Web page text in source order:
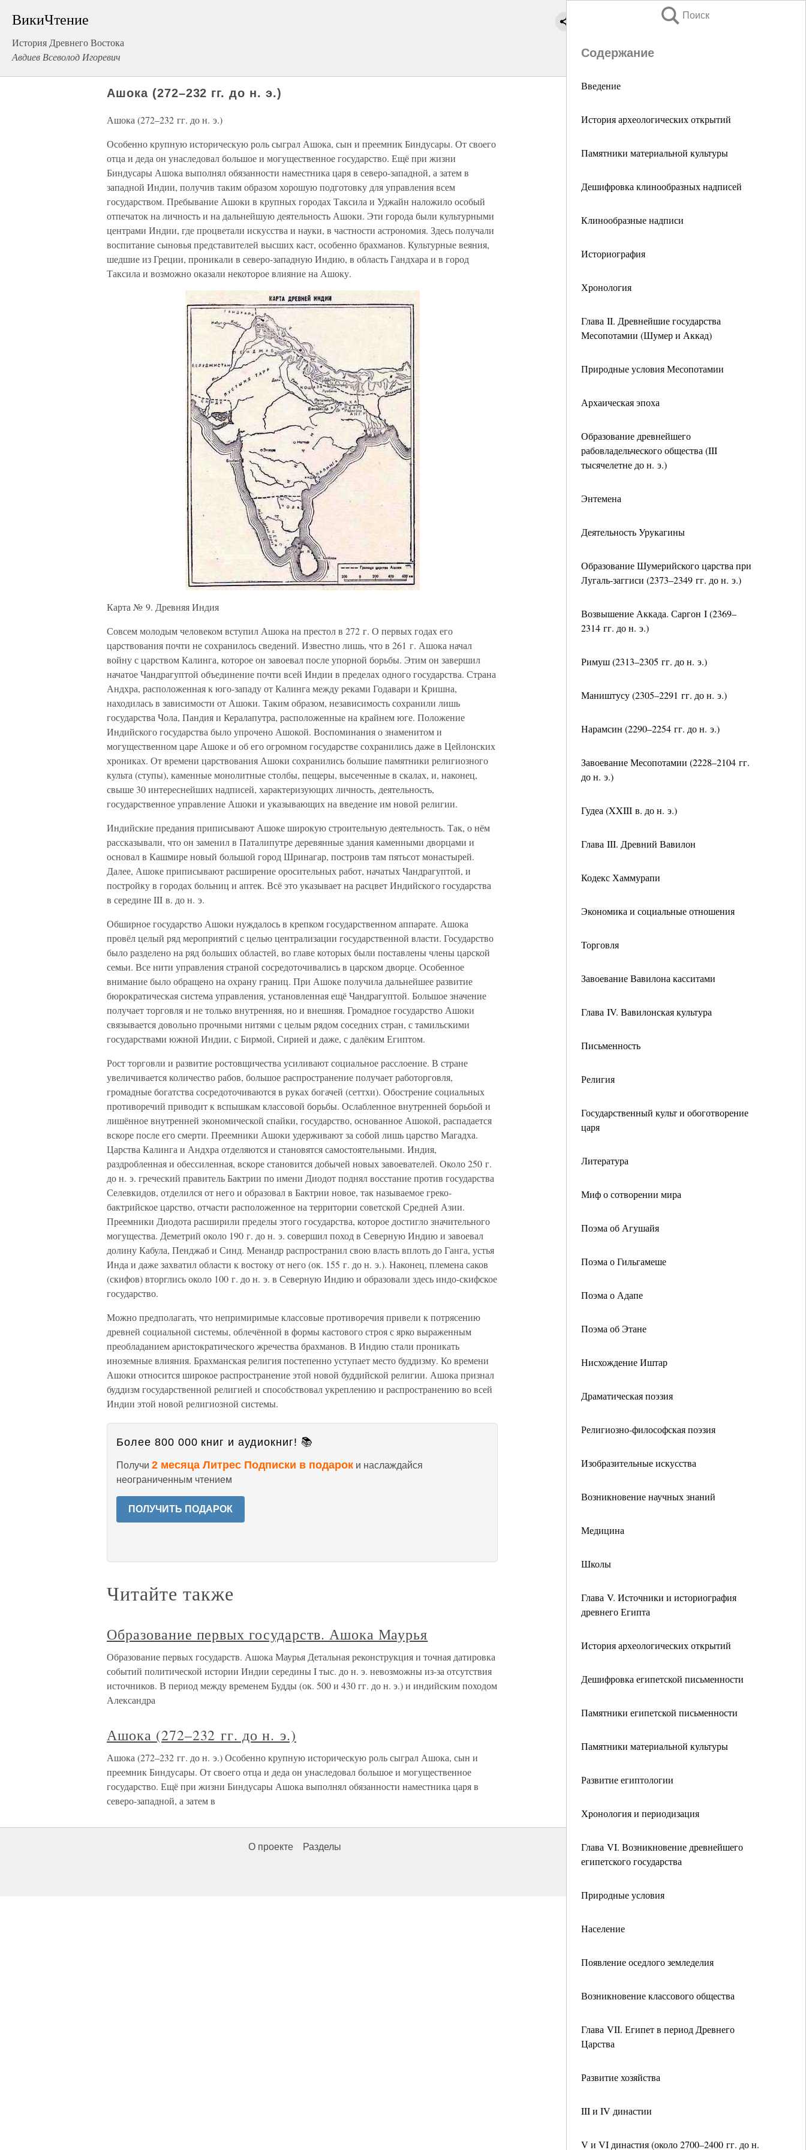
ВикиЧтение
История Древнего Востока
Авдиев Всеволод Игоревич
Поиск
Содержание
Введение
История археологических открытий
Памятники материальной культуры
Дешифровка клинообразных надписей
Клинообразные надписи
Историография
Хронология
Глава II. Древнейшие государства
Месопотамии (Шумер и Аккад)
Природные условия Месопотамии
Архаическая эпоха
Образование древнейшего
рабовладельческого общества (III
тысячелетне до н. э.)
Энтемена
Деятельность Урукагины
Образование Шумерийского царства при
Лугаль-заггиси (2373–2349 гг. до н. э.)
Возвышение Аккада. Саргон I (2369–
2314 гг. до н. э.)
Римуш (2313–2305 гг. до н. э.)
Маништусу (2305–2291 гг. до н. э.)
Нарамсин (2290–2254 гг. до н. э.)
Завоевание Месопотамии (2228–2104 гг.
до н. э.)
Гудеа (XXIII в. до н. э.)
Глава III. Древний Вавилон
Кодекс Хаммурапи
Экономика и социальные отношения
Торговля
Завоевание Вавилона касситами
Глава IV. Вавилонская культура
Письменность
Религия
Государственный культ и обоготворение
царя
Литература
Миф о сотворении мира
Поэма об Агушайя
Поэма о Гильгамеше
Поэма о Адапе
Поэма об Этане
Нисхождение Иштар
Драматическая поэзия
Религиозно-философская поэзия
Изобразительные искусства
Возникновение научных знаний
Медицина
Школы
Глава V. Источники и историография
древнего Египта
История археологических открытий
Дешифровка египетской письменности
Памятники египетской письменности
Памятники материальной культуры
Развитие египтологии
Хронология и периодизация
Глава VI. Возникновение древнейшего
египетского государства
Природные условия
Население
Появление оседлого земледелия
Возникновение классового общества
Глава VII. Египет в период Древнего
Царства
Развитие хозяйства
III и IV династии
V и VI династия (около 2700–2400 гг. до н.
Ашока (272–232 гг. до н. э.)
Ашока (272–232 гг. до н. э.)
Особенно крупную историческую роль сыграл Ашока, сын и преемник Биндусары. От своего
отца и деда он унаследовал большое и могущественное государство. Ещё при жизни
Биндусары Ашока выполнял обязанности наместника царя в северо-западной, а затем в
западной Индии, получив таким образом хорошую подготовку для управления всем
государством. Пребывание Ашоки в крупных городах Таксила и Уджайн наложило особый
отпечаток на личность и на дальнейшую деятельность Ашоки. Эти города были культурными
центрами Индии, где процветали искусства и науки, в частности астрономия. Здесь получали
воспитание сыновья представителей высших каст, особенно брахманов. Культурные веяния,
шедшие из Греции, проникали в северо-западную Индию, в область Гандхара и в город
Таксила и возможно оказали некоторое влияние на Ашоку.
Карта № 9. Древняя Индия
Совсем молодым человеком вступил Ашока на престол в 272 г. О первых годах его
царствования почти не сохранилось сведений. Известно лишь, что в 261 г. Ашока начал
войну с царством Калинга, которое он завоевал после упорной борьбы. Этим он завершил
начатое Чандрагуптой объединение почти всей Индии в пределах одного государства. Страна
Андхра, расположенная к юго-западу от Калинга между реками Годавари и Кришна,
находилась в зависимости от Ашоки. Таким образом, независимость сохранили лишь
государства Чола, Пандия и Кералапутра, расположенные на крайнем юге. Положение
Индийского государства было упрочено Ашокой. Воспоминания о знаменитом и
могущественном царе Ашоке и об его огромном государстве сохранились даже в Цейлонских
хрониках. От времени царствования Ашоки сохранились большие памятники религиозного
культа (ступы), каменные монолитные столбы, пещеры, высеченные в скалах, и, наконец,
свыше 30 интереснейших надписей, характеризующих личность, деятельность,
государственное управление Ашоки и указывающих на введение им новой религии.
Индийские предания приписывают Ашоке широкую строительную деятельность. Так, о нём
рассказывали, что он заменил в Паталипутре деревянные здания каменными дворцами и
основал в Кашмире новый большой город Шринагар, построив там пятьсот монастырей.
Далее, Ашоке приписывают расширение оросительных работ, начатых Чандрагуптой, и
постройку в городах больниц и аптек. Всё это указывает на расцвет Индийского государства
в середине III в. до н. э.
Обширное государство Ашоки нуждалось в крепком государственном аппарате. Ашока
провёл целый ряд мероприятий с целью централизации государственной власти. Государство
было разделено на ряд больших областей, во главе которых были поставлены члены царской
семьи. Все нити управления страной сосредоточивались в царском дворце. Особенное
внимание было обращено на охрану границ. При Ашоке получила дальнейшее развитие
бюрократическая система управления, установленная ещё Чандрагуптой. Большое значение
получает торговля и не только внутренняя, но и внешняя. Громадное государство Ашоки
связывается довольно прочными нитями с целым рядом соседних стран, с тамильскими
государствами южной Индии, с Бирмой, Сирией и даже, с далёким Египтом.
Рост торговли и развитие ростовщичества усиливают социальное расслоение. В стране
увеличивается количество рабов, большое распространение получает работорговля,
громадные богатства сосредоточиваются в руках богачей (сеттхи). Обострение социальных
противоречий приводит к вспышкам классовой борьбы. Ослабленное внутренней борьбой и
лишённое внутренней экономической спайки, государство, основанное Ашокой, распадается
вскоре после его смерти. Преемники Ашоки удерживают за собой лишь царство Магадха.
Царства Калинга и Андхра отделяются и становятся самостоятельными. Индия,
раздробленная и обессиленная, вскоре становится добычей новых завоевателей. Около 250 г.
до н. э. греческий правитель Бактрии по имени Диодот поднял восстание против государства
Селевкидов, отделился от него и образовал в Бактрии новое, так называемое греко-
бактрийское царство, отчасти расположенное на территории советской Средней Азии.
Преемники Диодота расширили пределы этого государства, которое достигло значительного
могущества. Деметрий около 190 г. до н. э. совершил поход в Северную Индию и завоевал
долину Кабула, Пенджаб и Синд. Менандр распространил свою власть вплоть до Ганга, устья
Инда и даже захватил области к востоку от него (ок. 155 г. до н. э.). Наконец, племена саков
(скифов) вторглись около 100 г. до н. э. в Северную Индию и образовали здесь индо-скифское
государство.
Можно предполагать, что непримиримые классовые противоречия привели к потрясению
древней социальной системы, облечённой в формы кастового строя с ярко выраженным
преобладанием аристократического жречества брахманов. В Индию стали проникать
иноземные влияния. Брахманская религия постепенно уступает место буддизму. Ко времени
Ашоки относится широкое распространение этой новой буддийской религии. Ашока признал
буддизм государственной религией и способствовал укреплению и распространению во всей
Индии этой новой религиозной системы.
Более 800 000 книг и аудиокниг! 📚
Получи 2 месяца Литрес Подписки в подарок и наслаждайся
неограниченным чтением
ПОЛУЧИТЬ ПОДАРОК
Читайте также
Образование первых государств. Ашока Маурья
Образование первых государств. Ашока Маурья Детальная реконструкция и точная датировка
событий политической истории Индии середины I тыс. до н. э. невозможны из-за отсутствия
источников. В период между временем Будды (ок. 500 и 430 гг. до н. э.) и индийским походом
Александра
Ашока (272–232 гг. до н. э.)
Ашока (272–232 гг. до н. э.) Особенно крупную историческую роль сыграл Ашока, сын и
преемник Биндусары. От своего отца и деда он унаследовал большое и могущественное
государство. Ещё при жизни Биндусары Ашока выполнял обязанности наместника царя в
северо-западной, а затем в
О проекте Разделы